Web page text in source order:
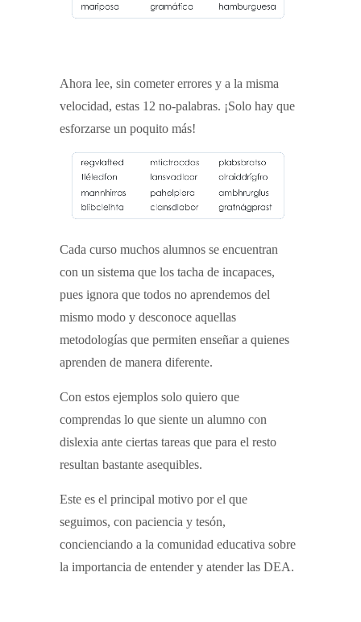
Ahora lee, sin cometer errores y a la misma
velocidad, estas 12 no-palabras. ¡Solo hay que
esforzarse un poquito más!
Cada curso muchos alumnos se encuentran
con un sistema que los tacha de incapaces,
pues ignora que todos no aprendemos del
mismo modo y desconoce aquellas
metodologías que permiten enseñar a quienes
aprenden de manera diferente.
Con estos ejemplos solo quiero que
comprendas lo que siente un alumno con
dislexia ante ciertas tareas que para el resto
resultan bastante asequibles.
Este es el principal motivo por el que
seguimos, con paciencia y tesón,
concienciando a la comunidad educativa sobre
la importancia de entender y atender las DEA.